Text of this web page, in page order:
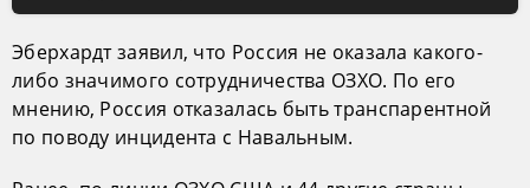
Эберхардт заявил, что Россия не оказала какого-
либо значимого сотрудничества ОЗХО. По его
мнению, Россия отказалась быть транспарентной
по поводу инцидента с Навальным.